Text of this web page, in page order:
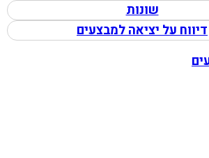
שונות
דיווח על יציאה למבצעים